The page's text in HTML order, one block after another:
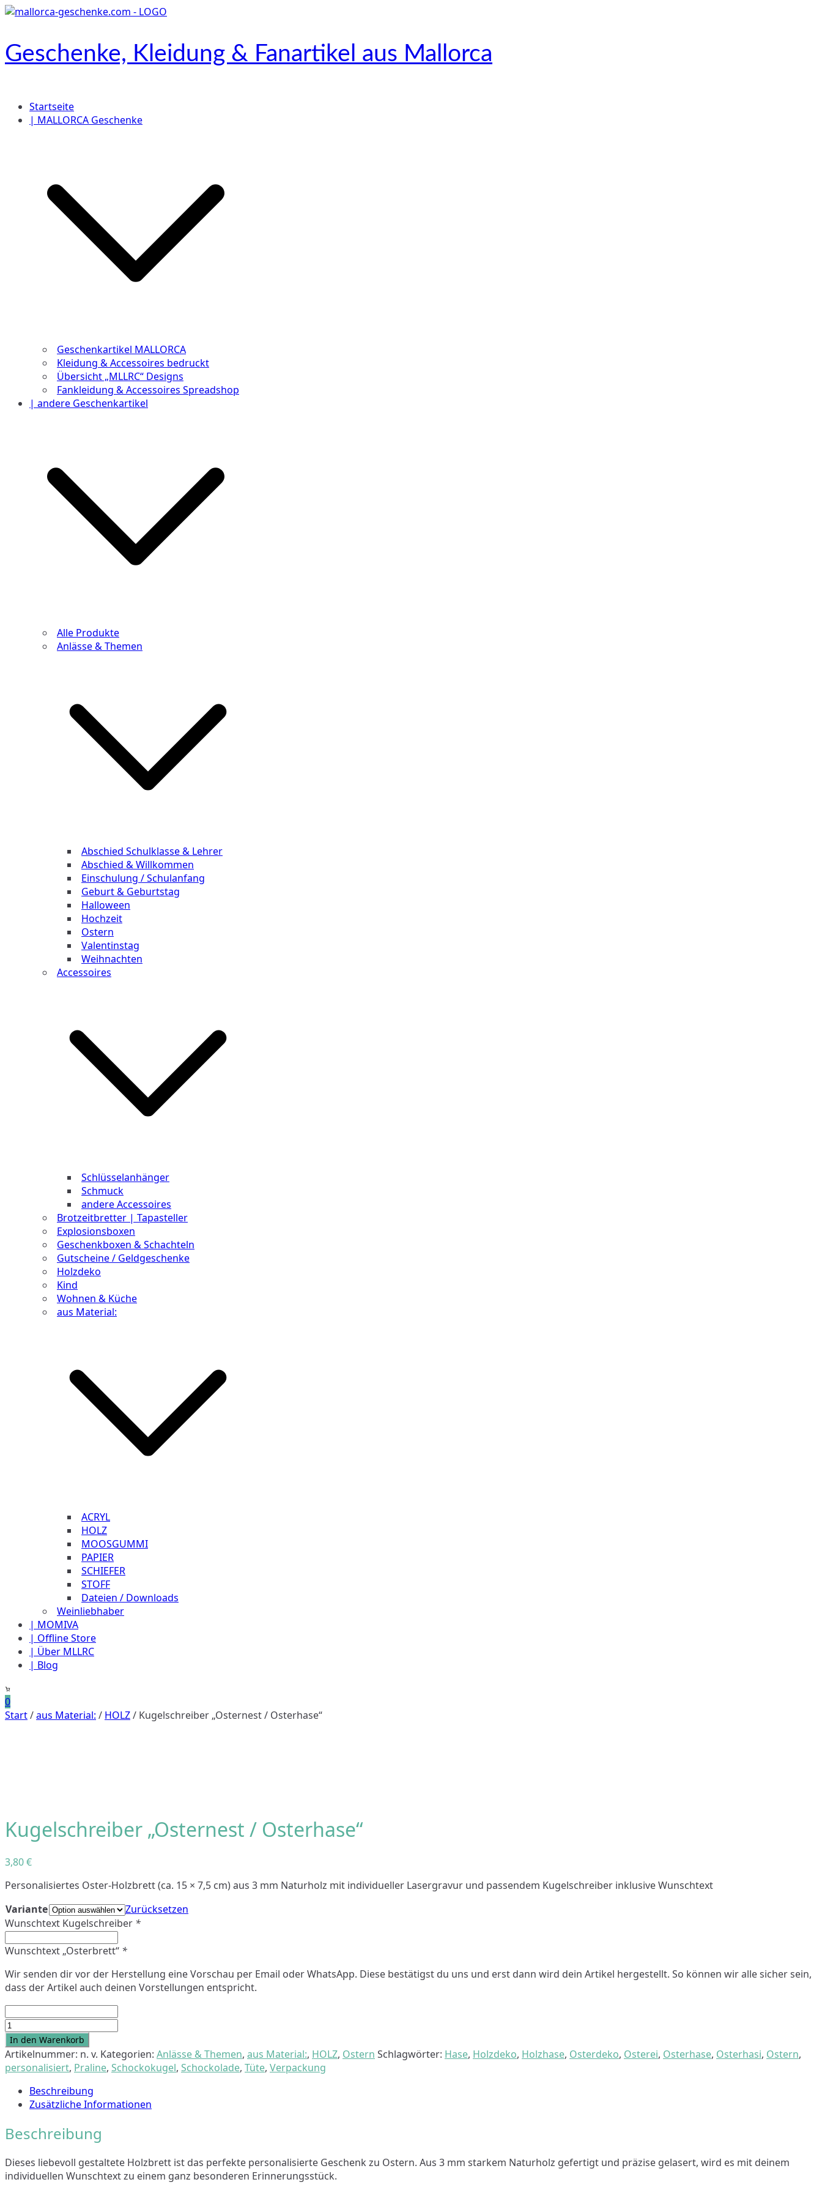
Zum
Geschenke, Kleidung & Fanartikel aus Mallorca
Onlineshop
Startseite
| MALLORCA Geschenke
Geschenkartikel MALLORCA
Kleidung & Accessoires bedruckt
Übersicht „MLLRC“ Designs
Fankleidung & Accessoires Spreadshop
| andere Geschenkartikel
Alle Produkte
Anlässe & Themen
Abschied Schulklasse & Lehrer
Abschied & Willkommen
Einschulung / Schulanfang
Geburt & Geburtstag
Halloween
Hochzeit
Ostern
Valentinstag
Weihnachten
Accessoires
Schlüsselanhänger
Schmuck
andere Accessoires
Brotzeitbretter | Tapasteller
Explosionsboxen
Geschenkboxen & Schachteln
Gutscheine / Geldgeschenke
Holzdeko
Kind
Wohnen & Küche
aus Material:
ACRYL
HOLZ
MOOSGUMMI
PAPIER
SCHIEFER
STOFF
Dateien / Downloads
Weinliebhaber
| MOMIVA
| Offline Store
| Über MLLRC
| Blog
0
Start/aus Material: / HOLZ/ Kugelschreiber „Osternest / Osterhase“
Kugelschreiber „Osternest / Osterhase“
3,80€
Personalisiertes Oster-Holzbrett (ca. 15 × 7,5 cm) aus 3 mm Naturholz mit individueller Lasergravur und passendem Kugelschreiber inklusive Wunschtext
Variante
Zurücksetzen
Wunschtext Kugelschreiber *
Wunschtext „Osterbrett“ *
Wir senden dir vor der Herstellung eine Vorschau per Email oder WhatsApp. Diese bestätigst du uns und erst dann wird dein Artikel hergestellt. So können wir alle sicher sein,
dass der Artikel auch deinen Vorstellungen entspricht.
Kugelschreiber
"Osternest
/
Osterhase"
Menge
In den Warenkorb
Artikelnummer: n. v. Kategorien: Anlässe & Themen, aus Material:, HOLZ, Ostern Schlagwörter: Hase, Holzdeko, Holzhase, Osterdeko, Osterei, Osterhase, Osterhasi, Ostern,
personalisiert, Praline, Schockokugel, Schockolade, Tüte, Verpackung
Beschreibung
Zusätzliche Informationen
Beschreibung
Dieses liebevoll gestaltete Holzbrett ist das perfekte personalisierte Geschenk zu Ostern. Aus 3 mm starkem Naturholz gefertigt und präzise gelasert, wird es mit deinem
individuellen Wunschtext zu einem ganz besonderen Erinnerungsstück.